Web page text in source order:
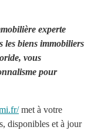
experte
les biens immobiliers
vous
pour
met à votre
disponibles et à jour